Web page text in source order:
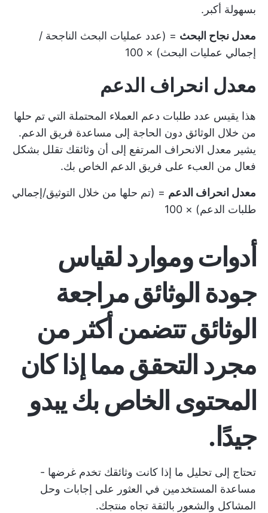
بسهولة أكبر.
معدل نجاح البحث = (عدد عمليات البحث الناجحة /
إجمالي عمليات البحث) × 100
معدل انحراف الدعم
هذا يقيس عدد طلبات دعم العملاء المحتملة التي تم حلها
من خلال الوثائق دون الحاجة إلى مساعدة فريق الدعم.
يشير معدل الانحراف المرتفع إلى أن وثائقك تقلل بشكل
فعال من العبء على فريق الدعم الخاص بك.
معدل انحراف الدعم = (تم حلها من خلال التوثيق/إجمالي
طلبات الدعم) × 100
أدوات وموارد لقياس
جودة الوثائقمراجعة
الوثائقتتضمن أكثر من
مجرد التحقق مما إذا كان
المحتوى الخاص بك يبدو
جيدًا.
تحتاج إلى تحليل ما إذا كانت وثائقك تخدم غرضها -
مساعدة المستخدمين في العثور على إجابات وحل
المشاكل والشعور بالثقة تجاه منتجك.